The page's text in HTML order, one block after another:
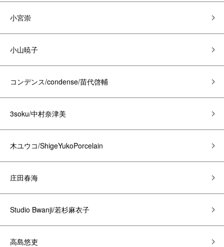
小宮崇
小山暁子
コンデンス/condense/苗代啓輔
3soku/中村奈津美
木ユウコ/ShigeYukoPorcelain
庄田春海
Studio Bwanji/若杉麻衣子
高島悠吏